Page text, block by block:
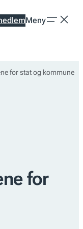
Meny
for stat og kommune
for